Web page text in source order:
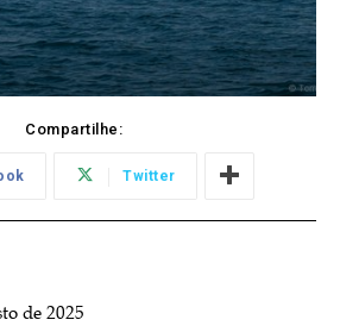
Compartilhe:
Twitter
de 2025